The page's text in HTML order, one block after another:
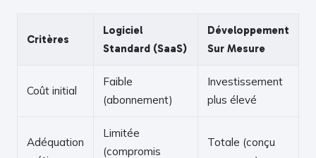
Critères
Logiciel
Standard (SaaS)
Développement
Sur Mesure
Coût initial
Faible
(abonnement)
Investissement
plus élevé
Adéquation
Limitée
(compromis
Totale (conçu